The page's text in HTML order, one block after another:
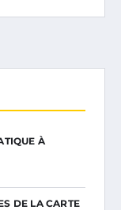
À
DE LA CARTE